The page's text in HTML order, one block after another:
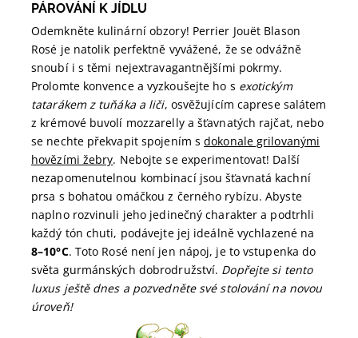
PÁROVÁNÍ K JÍDLU
Odemkněte kulinární obzory! Perrier Jouët Blason
Rosé je natolik perfektně vyvážené, že se odvážně
snoubí i s těmi nejextravagantnějšími pokrmy.
Prolomte konvence a vyzkoušejte ho s exotickým
tatarákem z tuňáka a liči, osvěžujícím caprese salátem
z krémové buvolí mozzarelly a šťavnatých rajčat, nebo
se nechte překvapit spojením sdokonale grilovanými
hovězími žebry. Nebojte se experimentovat! Další
nezapomenutelnou kombinací jsou šťavnatá kachní
prsa s bohatou omáčkou z černého rybízu. Abyste
naplno rozvinuli jeho jedinečný charakter a podtrhli
každý tón chuti, podávejte jej ideálně vychlazené na
8–10°C. Toto Rosé není jen nápoj, je to vstupenka do
světa gurmánských dobrodružství. Dopřejte si tento
luxus ještě dnes a pozvedněte své stolování na novou
úroveň!